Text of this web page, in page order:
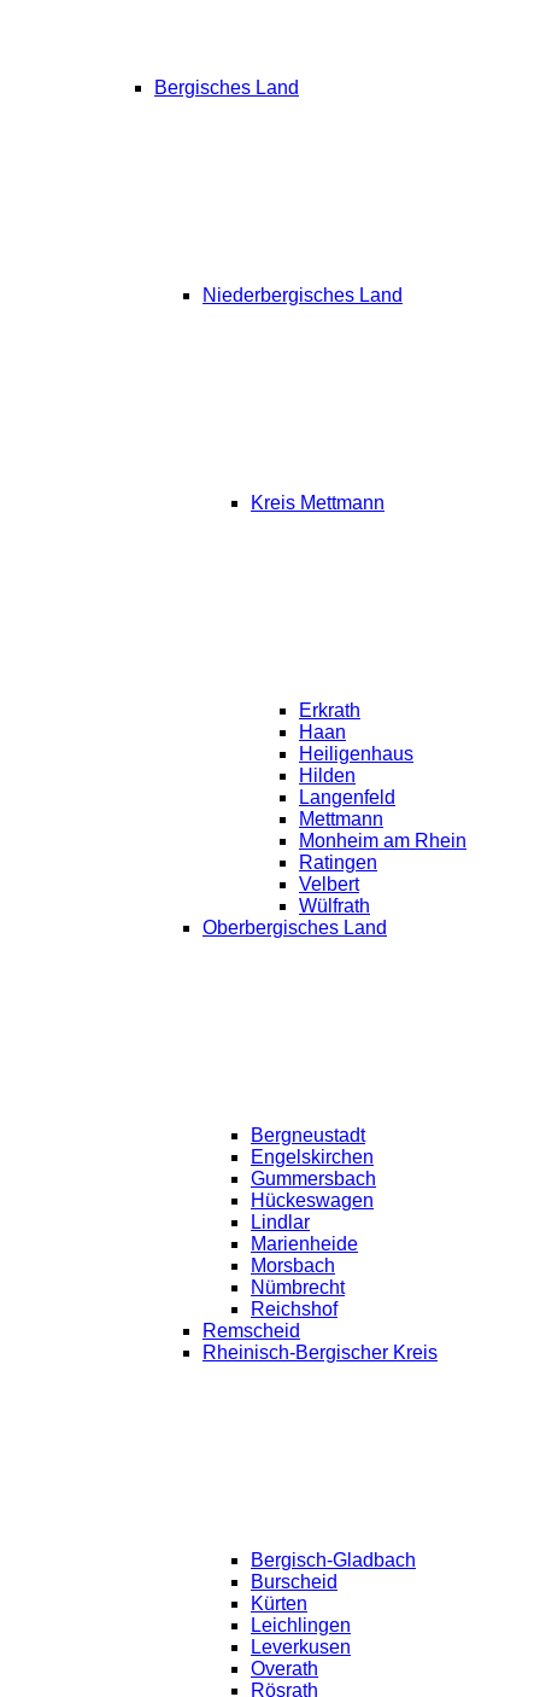
Bergisches Land
Niederbergisches Land
Kreis Mettmann
Erkrath
Haan
Heiligenhaus
Hilden
Langenfeld
Mettmann
Monheim am Rhein
Ratingen
Velbert
Wülfrath
Oberbergisches Land
Bergneustadt
Engelskirchen
Gummersbach
Hückeswagen
Lindlar
Marienheide
Morsbach
Nümbrecht
Reichshof
Remscheid
Rheinisch-Bergischer Kreis
Bergisch-Gladbach
Burscheid
Kürten
Leichlingen
Leverkusen
Overath
Rösrath